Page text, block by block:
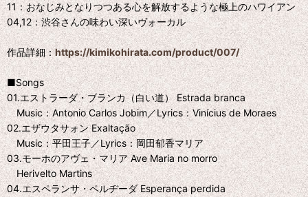
11：おなじみとなりつつある心を解放するような極上のハワイアン
04,12：渋谷さんの味わい深いヴォーカル
作品詳細：https://kimikohirata.com/product/007/
■Songs
01.エストラーダ・ブランカ（白い道） Estrada branca
Music：Antonio Carlos Jobim／Lyrics：Vinícius de Moraes
02.エザウタサォン Exaltação
Music：平田王子／Lyrics：岡田郁香マリア
03.モーホのアヴェ・マリア Ave Maria no morro
Herivelto Martins
04.エスペランサ・ペルヂーダ Esperança perdida